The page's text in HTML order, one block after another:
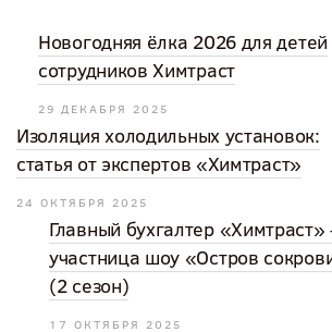
Новогодняя ёлка 2026 для детей
сотрудников Химтраст
29 ДЕКАБРЯ 2025
Изоляция холодильных установок:
статья от экспертов «Химтраст»
24 ОКТЯБРЯ 2025
Главный бухгалтер
участница шоу «Остров
(2 сезон)
17 ОКТЯБРЯ 2025